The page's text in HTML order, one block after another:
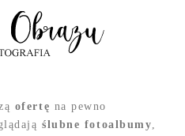
ofertę na pewno
ślubne fotoalbumy,